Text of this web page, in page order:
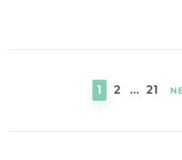
navigation
PAGE
1 PAGE
2 … PAGE
21